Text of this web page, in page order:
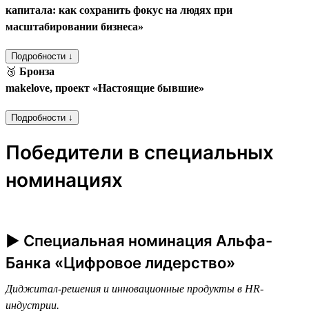
капитала: как сохранить фокус на людях при
масштабировании бизнеса»
Подробности ↓
🥉 Бронза
makelove, проект «Настоящие бывшие»
Подробности ↓
Победители в специальных
номинациях
► Специальная номинация Альфа-
Банка «Цифровое лидерство»
Диджитал-решения и инновационные продукты в HR-
индустрии.